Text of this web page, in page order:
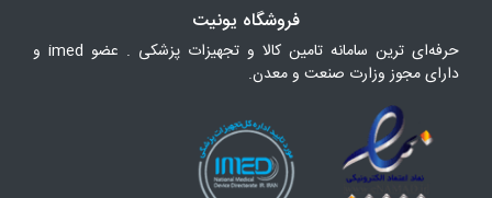
فروشگاه یونیت
حرفه‌ای ترین سامانه تامین کالا و تجهیزات پزشکی . عضو imed و
دارای مجوز وزارت صنعت و معدن.